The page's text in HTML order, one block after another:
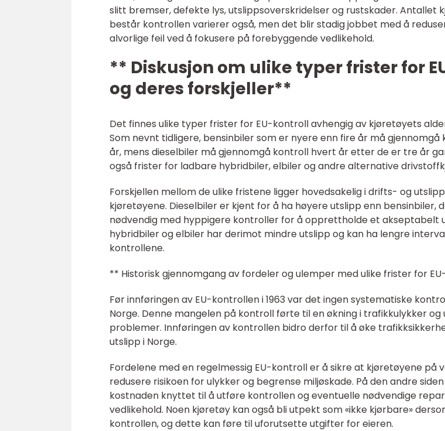
slitt bremser, defekte lys, utslippsoverskridelser og rustskader. Antallet
består kontrollen varierer også, men det blir stadig jobbet med å
alvorlige feil ved å fokusere på forebyggende vedlikehold.
** Diskusjon om ulike typer frister for
og deres forskjeller**
Det finnes ulike typer frister for EU-kontroll avhengig av kjøretøyets
Som nevnt tidligere, bensinbiler som er nyere enn fire år må
år, mens dieselbiler må gjennomgå kontroll hvert år etter de er tre år
også frister for ladbare hybridbiler, elbiler og andre alternative
Forskjellen mellom de ulike fristene ligger hovedsakelig i drifts- og
kjøretøyene. Dieselbiler er kjent for å ha høyere utslipp enn bensinbiler,
nødvendig med hyppigere kontroller for å opprettholde et akseptabelt
hybridbiler og elbiler har derimot mindre utslipp og kan ha lengre
kontrollene.
** Historisk gjennomgang av fordeler og ulemper med ulike frister for
Før innføringen av EU-kontrollen i 1963 var det ingen systematiske
Norge. Denne mangelen på kontroll førte til en økning i trafikkulykker
problemer. Innføringen av kontrollen bidro derfor til å øke
utslipp i Norge.
Fordelene med en regelmessig EU-kontroll er å sikre at kjøretøyene på
redusere risikoen for ulykker og begrense miljøskade. På den andre
kostnaden knyttet til å utføre kontrollen og eventuelle nødvendige
vedlikehold. Noen kjøretøy kan også bli utpekt som «ikke kjørbare»
kontrollen, og dette kan føre til uforutsette utgifter for eieren.